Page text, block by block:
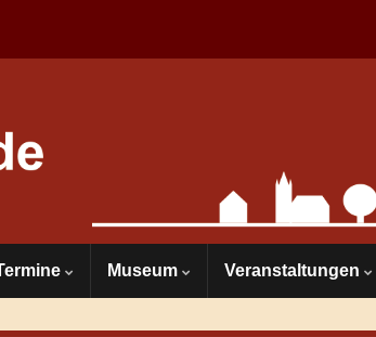
Museum Veranstaltungen